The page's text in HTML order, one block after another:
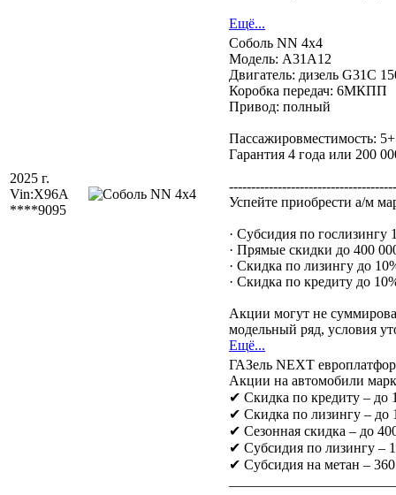
Ещё...
2025 г.
Vin:X96A
****9095
Соболь NN 4х4
Модель: А31А12
Двигатель: дизель G31C
Коробка передач: 6МКПП
Привод: полный
Пассажировместимость:
Гарантия 4 года или 200
Успейте приобрести а/м
· Субсидия по гослизингу
· Прямые скидки до 400
· Скидка по лизингу до
· Скидка по кредиту до
Акции могут не
модельный ряд, условия
Ещё...
ГАЗель NEXT
Акции на автомобили
✔ Скидка по кредиту – до
✔ Скидка по лизингу – до
✔ Сезонная скидка – до
✔ Субсидия по лизингу –
✔ Субсидия на метан –